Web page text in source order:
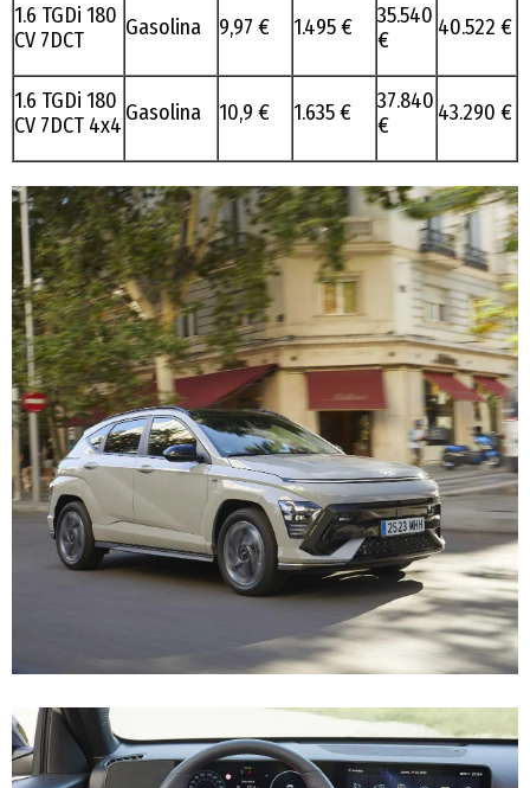
1.6 TGDi 180
CV 7DCT
Gasolina 9,97 € 1.495 €
35.540
€
40.522 €
1.6 TGDi 180
CV 7DCT 4x4 Gasolina 10,9 € 1.635 €
37.840
€
43.290 €